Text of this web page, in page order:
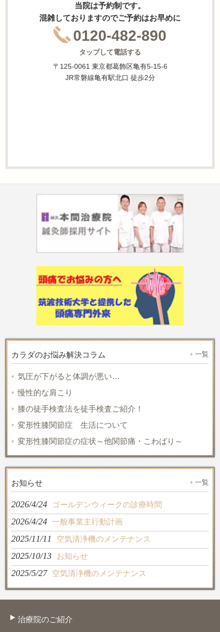
当院は予約制です。
混雑しておりますのでご予約はお早めに
0120-482-890
タップして電話する
〒125-0061 東京都葛飾区亀有5-15-6
JR常磐線亀有駅北口 徒歩2分
カラダのお悩み解決コラム 一覧
気圧が下がると体調が悪い…
慢性的な肩こり
膝の徒手検査法を徒手検査ご紹介！
変形性膝関節症 生活について
変形性膝関節症の症状～他関節痛・こわばり～
お知らせ 一覧
2026/4/24 ゴールデンウィークの診療時間
2026/4/24 一般事業主行動計画
2025/11/11 空気清浄機のメンテナンス
2025/10/13 お知らせ
2025/5/27 空気清浄機のメンテナンス
治療院のご紹介